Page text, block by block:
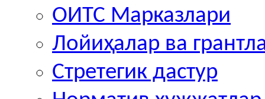
ОИТС Марказлари
Лойиҳалар ва
Стретегик дастур